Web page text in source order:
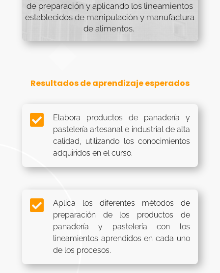
de preparación y aplicando los lineamientos
establecidos de manipulación y manufactura
de alimentos.
Resultados de aprendizaje esperados

Elabora productos de panadería y
pastelería artesanal e industrial de alta
calidad, utilizando los conocimientos
adquiridos en el curso.

Aplica los diferentes métodos de
preparación de los productos de
panadería y pastelería con los
lineamientos aprendidos en cada uno
de los procesos.